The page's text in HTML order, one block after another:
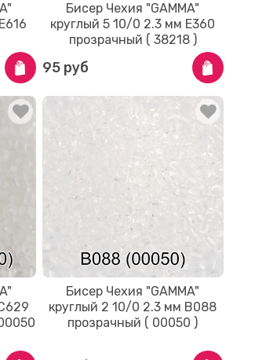
Бисер Чехия "GAMMA"
круглый 5 10/0 2.3 мм E360
прозрачный ( 38218 )
95 руб
Бисер Чехия "GAMMA"
круглый 2 10/0 2.3 мм B088
прозрачный ( 00050 )